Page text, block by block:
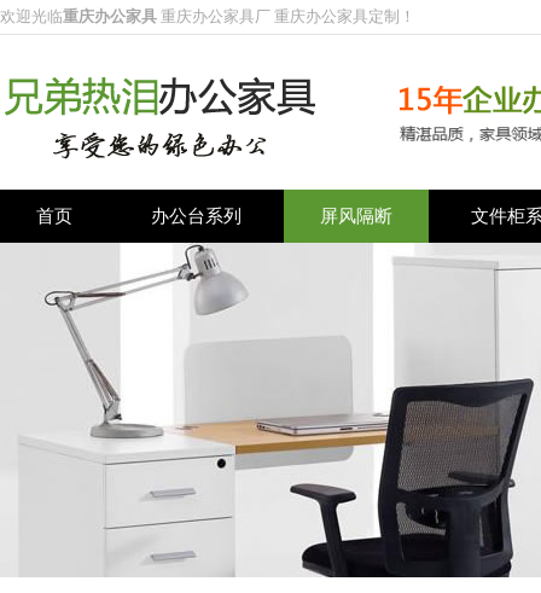
欢迎光临重庆办公家具 重庆办公家具厂 重庆办公家具定制！
首页 办公台系列 屏风隔断 文件柜